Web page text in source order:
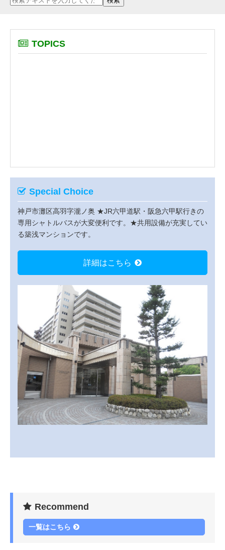
TOPICS
Special Choice
神戸市灘区高羽字瀧ノ奥 ★JR六甲道駅・阪急六甲駅行きの
専用シャトルバスが大変便利です。★共用設備が充実してい
る築浅マンションです。
詳細はこちら
Recommend
一覧はこちら